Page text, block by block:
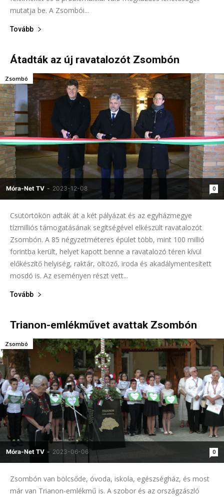
mutatja be. A Zsombói...
Tovább
Átadták az új ravatalozót Zsombón
Móra-Net TV - 2023-12-08 0
Zsombó
Csütörtökön adták át a két pályázat és az egyházmegye
tízmilliós támogatásának segítségével elkészült ravatalozót
Zsombón. A 85 négyzetméteres épület több, mint 100 millió
forintba került, helyet kapott benne a ravatalozó téren kívül
előkészítő helyiség, raktár, öltöző, iroda és akadálymentesített
mosdó is. Az eseményen részt vett...
Tovább
Trianon-emlékművet avattak Zsombón
Móra-Net TV - 2023-06-06 0
Zsombó
Zsombón van bölcsőde, óvoda, iskola, egészségház, és most
már van Trianon-emlékmű is. A szobor és az országzászló